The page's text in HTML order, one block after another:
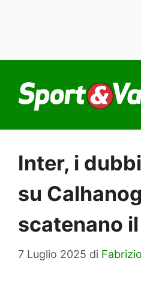
contenuto
Inter, i
su
scatenano
7 Luglio 2025 di